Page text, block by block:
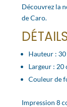
Découvrez la
de Caro.
Hauteur : 30
Largeur : 20
Couleur de
Impression 8